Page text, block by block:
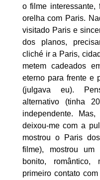
o filme
orelha com Paris.
visitado Paris e
dos planos,
cliché ir a Paris,
metem cadeados
eterno para frente e
(julgava eu).
alternativo (tinha
independente.
deixou-me com a
mostrou o Paris
filme), mostrou um
bonito,
primeiro contato